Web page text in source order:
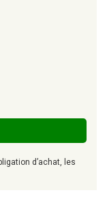
d’achat, les